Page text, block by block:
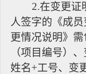
2.在变更证
人签字的《成
更情况说明》
（项目编号）
姓名+工号、变